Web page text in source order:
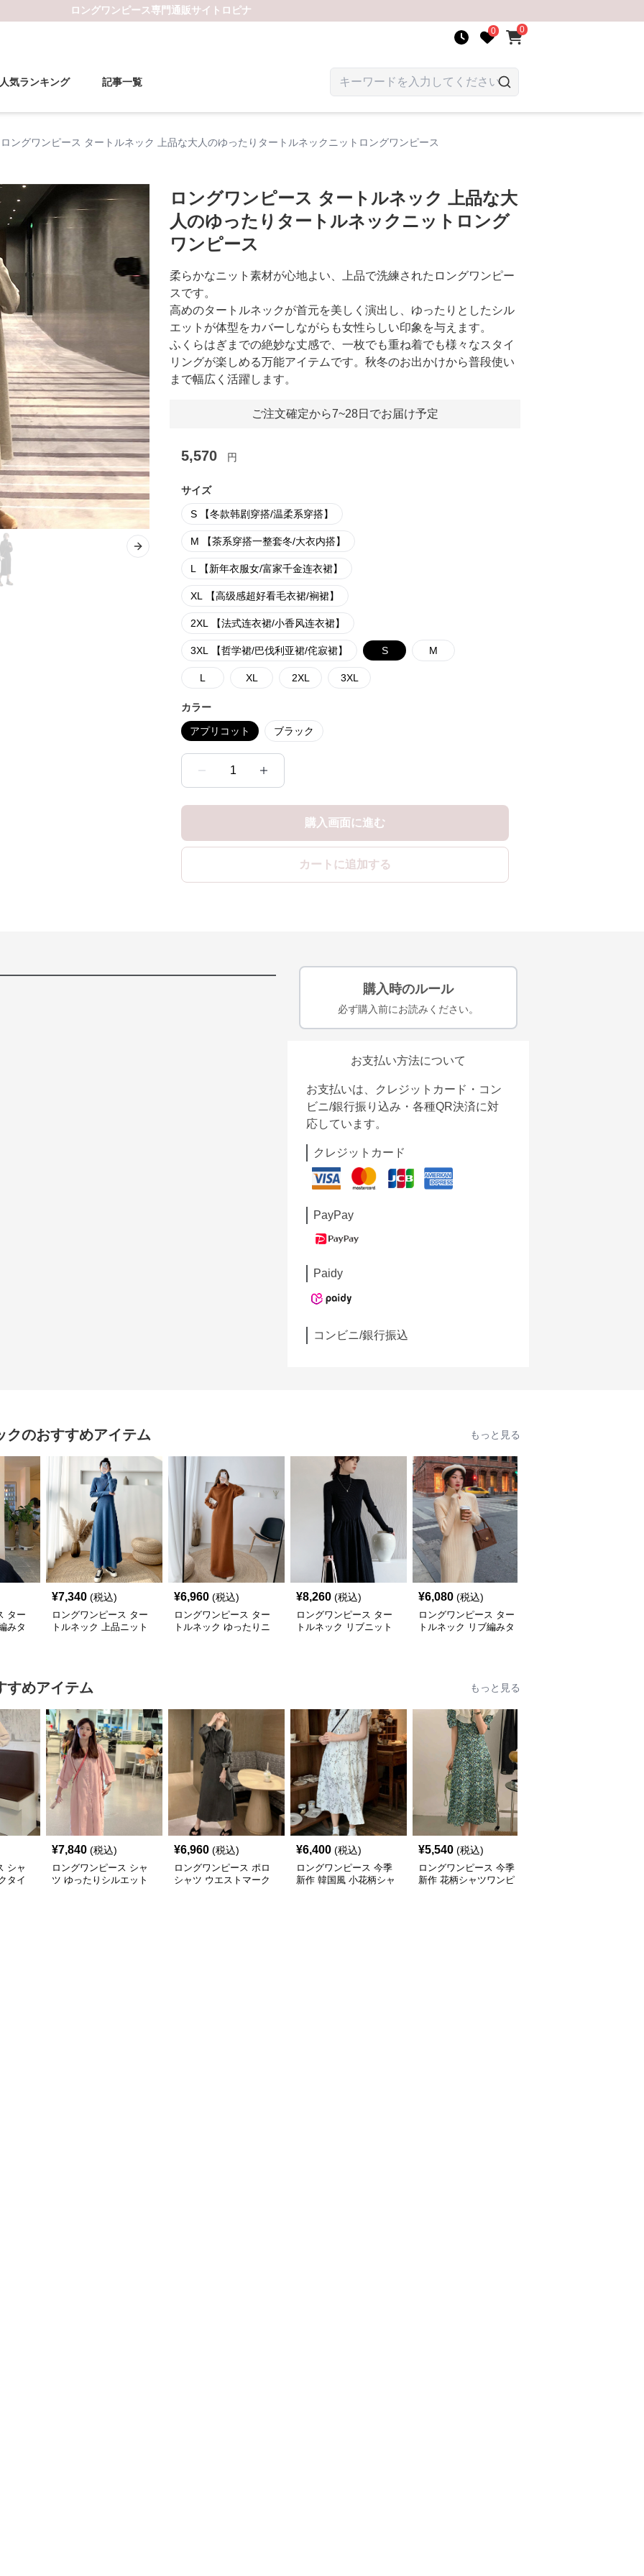
ロングワンピース専門通販サイト ロピナ
0 0
人気ランキング 記事一覧
ロングワンピース タートルネック 上品な大人のゆったりタートルネックニットロングワンピース
Next slide
ロングワンピース タートルネック 上品な大
人のゆったりタートルネックニットロング
ワンピース
柔らかなニット素材が心地よい、上品で洗練されたロングワンピー
スです。
高めのタートルネックが首元を美しく演出し、ゆったりとしたシル
エットが体型をカバーしながらも女性らしい印象を与えます。
ふくらはぎまでの絶妙な丈感で、一枚でも重ね着でも様々なスタイ
リングが楽しめる万能アイテムです。秋冬のお出かけから普段使い
まで幅広く活躍します。
ご注文確定から7~28日でお届け予定
5,570 円
サイズ
S 【冬款韩剧穿搭/温柔系穿搭】
M 【茶系穿搭一整套冬/大衣内搭】
L 【新年衣服女/富家千金连衣裙】
XL 【高级感超好看毛衣裙/裥裙】
2XL 【法式连衣裙/小香风连衣裙】
3XL 【哲学裙/巴伐利亚裙/侘寂裙】 S M
L XL 2XL 3XL
カラー
アプリコット ブラック
1
購入画面に進む
カートに追加する
購入時のルール
必ず購入前にお読みください。
お支払い方法について
お支払いは、クレジットカード・コン
ビニ/銀行振り込み・各種QR決済に対
応しています。
クレジットカード
PayPay
Paidy
コンビニ/銀行振込
クのおすすめアイテム もっと見る
ター
みタ
¥7,340 (税込)
ロングワンピース ター
トルネック 上品ニット
¥6,960 (税込)
ロングワンピース ター
トルネック ゆったりニ
¥8,260 (税込)
ロングワンピース ター
トルネック リブニット
¥6,080 (税込)
ロングワンピース ター
トルネック リブ編みタ
すめアイテム もっと見る
シャ
タイ
¥7,840 (税込)
ロングワンピース シャ
ツ ゆったりシルエット
¥6,960 (税込)
ロングワンピース ポロ
シャツ ウエストマーク
¥6,400 (税込)
ロングワンピース 今季
新作 韓国風 小花柄シャ
¥5,540 (税込)
ロングワンピース 今季
新作 花柄シャツワンピ